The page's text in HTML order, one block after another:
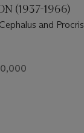
(1937-1966)
and Procris